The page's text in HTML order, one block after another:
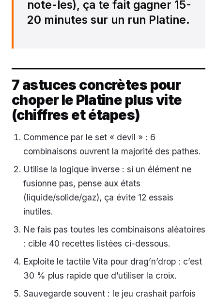
note-les), ça te fait gagner 15-
20 minutes sur un run Platine.
7 astuces concrètes pour
choper le Platine plus vite
(chiffres et étapes)
Commence par le set « devil » : 6
combinaisons ouvrent la majorité des pathes.
Utilise la logique inverse : si un élément ne
fusionne pas, pense aux états
(liquide/solide/gaz), ça évite 12 essais
inutiles.
Ne fais pas toutes les combinaisons aléatoires
: cible 40 recettes listées ci-dessous.
Exploite le tactile Vita pour drag’n’drop : c’est
30 % plus rapide que d’utiliser la croix.
Sauvegarde souvent : le jeu crashait parfois